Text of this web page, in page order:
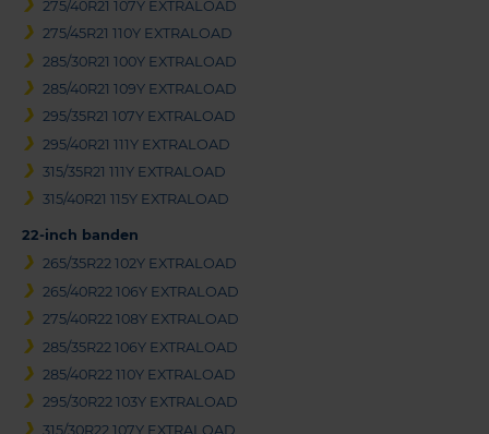
275/40R21 107Y EXTRALOAD
275/45R21 110Y EXTRALOAD
285/30R21 100Y EXTRALOAD
285/40R21 109Y EXTRALOAD
295/35R21 107Y EXTRALOAD
295/40R21 111Y EXTRALOAD
315/35R21 111Y EXTRALOAD
315/40R21 115Y EXTRALOAD
22-inch banden
265/35R22 102Y EXTRALOAD
265/40R22 106Y EXTRALOAD
275/40R22 108Y EXTRALOAD
285/35R22 106Y EXTRALOAD
285/40R22 110Y EXTRALOAD
295/30R22 103Y EXTRALOAD
315/30R22 107Y EXTRALOAD